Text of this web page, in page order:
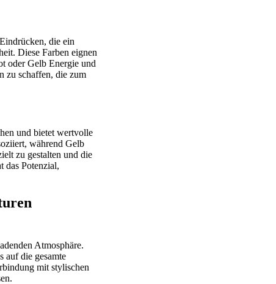
die ein
Diese Farben eignen
oder Gelb Energie und
zu schaffen, die zum
und bietet wertvolle
während Gelb
zu gestalten und die
das Potenzial,
Atmosphäre.
auf die gesamte
mit stylischen